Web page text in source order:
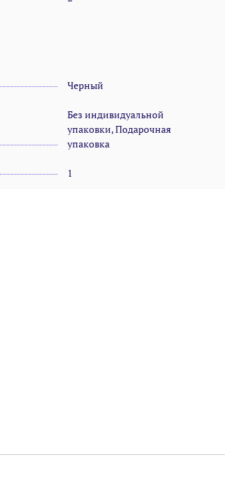
Черный
Без индивидуальной
упаковки, Подарочная
упаковка
1